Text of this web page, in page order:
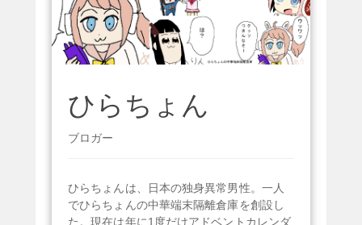
ひらちょん
ブロガー
ひらちょんは、日本の独身異常男性。一人
でひらちょんの中華端末隔離倉庫を創設し
た。現在は年に1度だけアドベントカレンダ